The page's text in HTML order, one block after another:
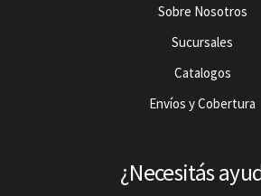
Sobre Nosotros
Sucursales
Catalogos
Envíos y Cobertura
¿Necesitás